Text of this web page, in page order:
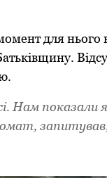
для
Нам показали